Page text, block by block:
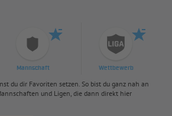
Mannschaft Wettbewerb
du dir Favoriten setzen. So bist du ganz nah an
und Ligen, die dann direkt hier